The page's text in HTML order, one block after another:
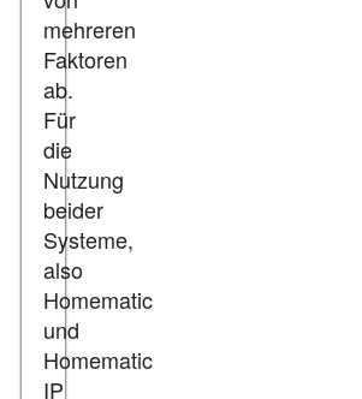
mehreren
Faktoren
ab.
Für
die
Nutzung
beider
Systeme,
also
Homematic
und
Homematic
IP